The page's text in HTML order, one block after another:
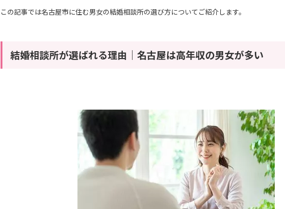
この記事では名古屋市に住む男女の結婚相談所の選び方についてご紹介します。
結婚相談所が選ばれる理由｜名古屋は高年収の男女が多い